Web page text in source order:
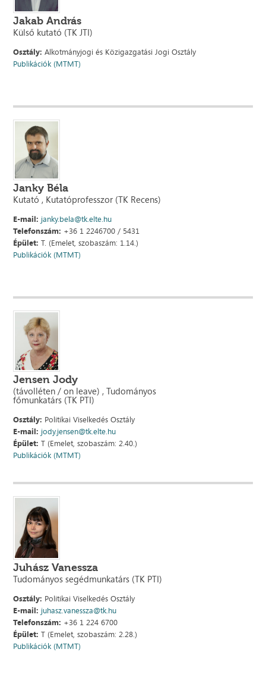
Jakab András
Külső kutató (TK JTI)
Osztály: Alkotmányjogi és Közigazgatási Jogi Osztály
Publikációk (MTMT)
Janky Béla
Kutató , Kutatóprofesszor (TK Recens)
E-mail: janky.bela@tk.elte.hu
Telefonszám: +36 1 2246700 / 5431
Épület: T. (Emelet, szobaszám: 1.14.)
Publikációk (MTMT)
Jensen Jody
(távolléten / on leave) , Tudományos
főmunkatárs (TK PTI)
Osztály: Politikai Viselkedés Osztály
E-mail: jody.jensen@tk.elte.hu
Épület: T (Emelet, szobaszám: 2.40.)
Publikációk (MTMT)
Juhász Vanessza
Tudományos segédmunkatárs (TK PTI)
Osztály: Politikai Viselkedés Osztály
E-mail: juhasz.vanessza@tk.hu
Telefonszám: +36 1 224 6700
Épület: T (Emelet, szobaszám: 2.28.)
Publikációk (MTMT)